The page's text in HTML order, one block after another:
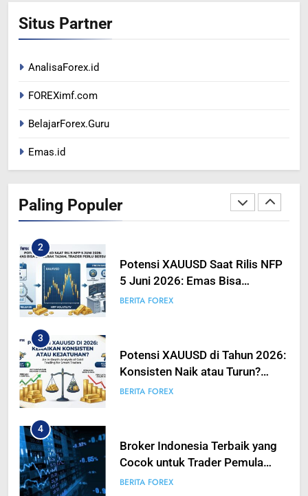
Situs Partner
AnalisaForex.id
FOREXimf.com
BelajarForex.Guru
Emas.id
Paling Populer
367
1
Peta Makro 2026: Mengukur
Dampak Pergeseran Geopolitik
Terhadap Likuiditas Pasar Mata
Uang
BERITA FOREX
2
Potensi XAUUSD Saat Rilis NFP
5 Juni 2026: Emas Bisa
Bergerak Tajam, Traders Perlu
BERITA FOREX
3
Potensi XAUUSD di Tahun 2026:
Konsisten Naik atau Turun?
Analisis Mendalam Trading
BERITA FOREX
4
Broker Indonesia Terbaik yang
Cocok untuk Trader Pemula
hingga Profesional
BERITA FOREX